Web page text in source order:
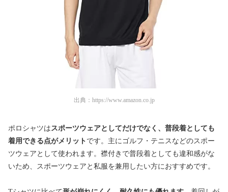
出典： https://www.amazon.co.jp
ポロシャツは スポーツウェアとしてだけでなく、普段着としても
着用できる点がメリット です。主にゴルフ・テニスなどのスポー
ツウェアとして使われます。襟付きで普段着としても違和感がな
いため、スポーツウェアと私服を兼用したい方におすすめです。